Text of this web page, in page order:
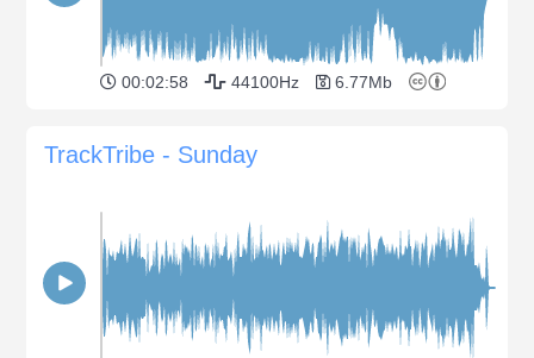
00:02:58 44100Hz 6.77Mb
TrackTribe - Sunday